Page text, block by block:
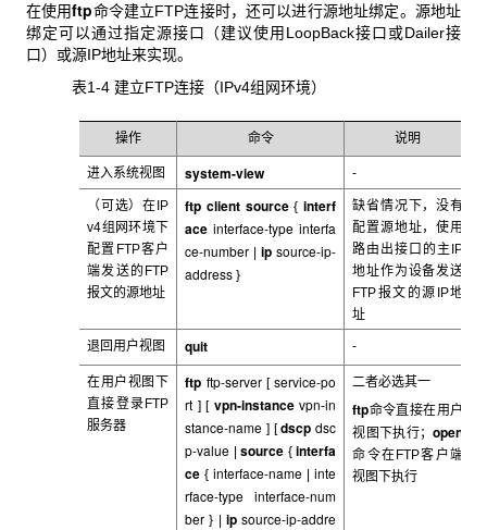
在使用ftp命令建立FTP连接时，还可以进行源地址绑定。源地址
绑定可以通过指定源接口（建议使用LoopBack接口或Dailer接
口）或源IP地址来实现。
表1-4 建立FTP连接（IPv4组网环境）
操作 命令 说明
进入系统视图 system-view -
（可选）在IP
v4组网环境下
配置FTP客户
端发送的FTP
报文的源地址
ftp client source{ interf
ace interface-type interfa
ce-number
ip source-ip-
address }
缺省情况下，没有
配置源地址，使用
路由出接口的主IP
地址作为设备发送
FTP报文的源IP地
址
退回用户视图 quit -
在用户视图下
直接登录FTP
服务器
ftp ftp-server[ service-po
rt ] [ vpn-instance vpn-in
stance-name ] [dscp dsc
p-value source { interfa
ce {interface-name
inte
rface-type interface-num
ber } | ip source-ip-addre
二者必选其一
ftp命令直接在用户
视图下执行； open
命令在FTP客户端
视图下执行